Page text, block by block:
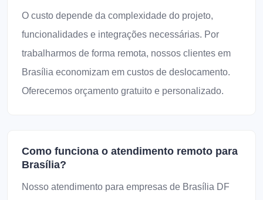
O custo depende da complexidade do projeto,
funcionalidades e integrações necessárias. Por
trabalharmos de forma remota, nossos clientes em
Brasília economizam em custos de deslocamento.
Oferecemos orçamento gratuito e personalizado.
Como funciona o atendimento remoto para
Brasília?
Nosso atendimento para empresas de Brasília DF